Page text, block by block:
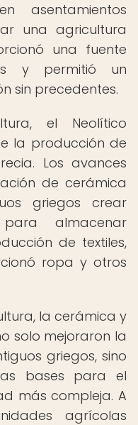
asentamientos
una agricultura
una fuente
y permitió un
sin precedentes.
el Neolítico
la producción de
Los avances
de cerámica
griegos crear
almacenar
de textiles,
ropa y otros
la cerámica y
solo mejoraron la
griegos, sino
bases para el
más compleja. A
agrícolas